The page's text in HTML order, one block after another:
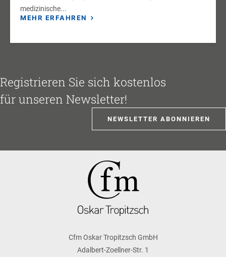
medizinische...
MEHR ERFAHREN
Registrieren Sie sich kostenlos
für unseren Newsletter!
NEWSLETTER ABONNIEREN
Cfm Oskar Tropitzsch GmbH
Adalbert-Zoellner-Str. 1